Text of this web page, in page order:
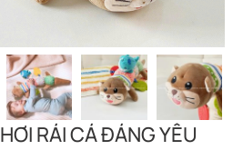
RÁI CÁ ĐÁNG YÊU